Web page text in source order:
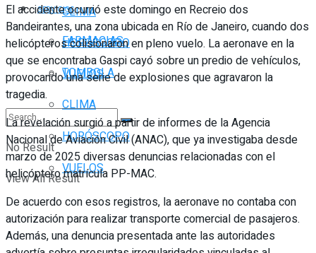
CLIMA
HORÓSCOPO
VUELOS
No Result
View All Result
SERVICIOS
FARMACIAS
TOMBOLA
CLIMA
HORÓSCOPO
VUELOS
El accidente ocurrió este domingo en Recreio dos
Bandeirantes, una zona ubicada en Río de Janeiro, cuando dos
helicópteros colisionaron en pleno vuelo. La aeronave en la
que se encontraba Gaspi cayó sobre un predio de vehículos,
provocando una serie de explosiones que agravaron la
tragedia.
La revelación surgió a partir de informes de la Agencia
Nacional de Aviación Civil (ANAC), que ya investigaba desde
marzo de 2025 diversas denuncias relacionadas con el
helicóptero matrícula PP-MAC.
De acuerdo con esos registros, la aeronave no contaba con
autorización para realizar transporte comercial de pasajeros.
Además, una denuncia presentada ante las autoridades